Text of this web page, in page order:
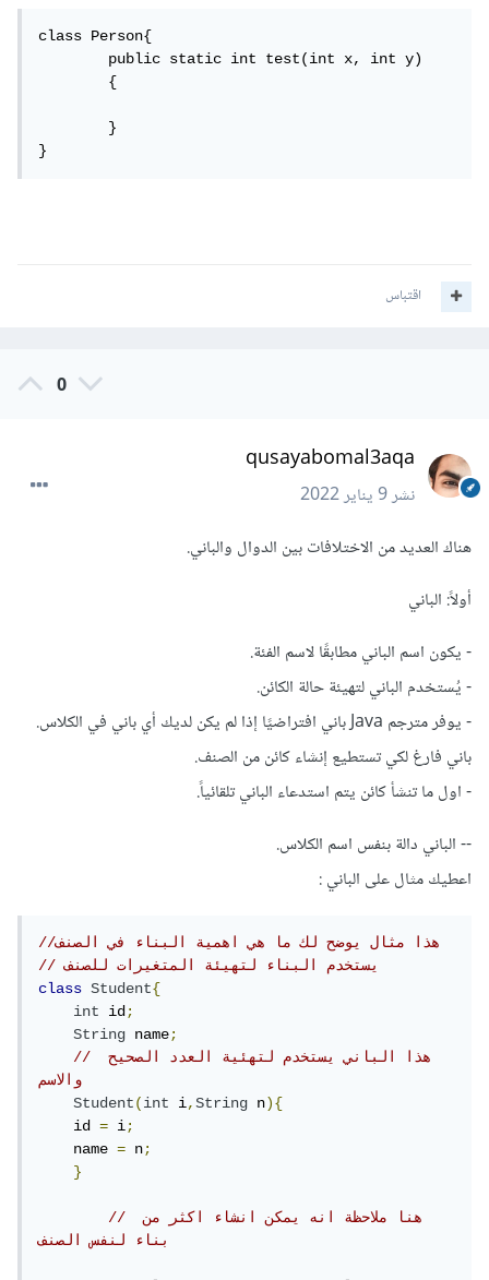
class Person{
	public static int test(int x, int y)
	{
	}
}
اقتباس
0
qusayabomal3aqa
نشر9 يناير 2022
هناك العديد من الاختلافات بين الدوال والباني.
أولاً: الباني
- يكون اسم الباني مطابقًا لاسم الفئة.
- يُستخدم الباني لتهيئة حالة الكائن.
- يوفر مترجم Java باني افتراضيًا إذا لم يكن لديك أي باني في الكلاس.
باني فارغ لكي تستطيع إنشاء كائن من الصنف.
- اول ما تنشأ كائن يتم استدعاء الباني تلقائياً.
-- الباني دالة بنفس اسم الكلاس.
اعطيك مثال على الباني :
//هذا مثال يوضح لك ما هي اهمية البناء في الصنف
// يستخدم البناء لتهيئة المتغيرات للصنف
class
Student{
int
id;
String name;
// هذا الباني يستخدم لتهئية العدد الصحيح
والاسم
Student(int i,String n){
    id
= i;
    name
= n;
}
// هنا ملاحظة انه يمكن انشاء اكثر من